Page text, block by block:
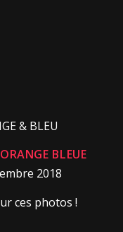
& BLEU
BLEUE
2018
ces photos !